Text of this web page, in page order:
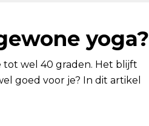
yoga?
wel 40 graden. Het blijft
goed voor je? In dit artikel